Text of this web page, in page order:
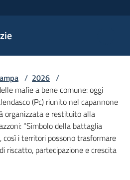
/ 2026 /
mafie a bene comune: oggi
(Pc) riunito nel capannone
organizzata e restituito alla
“Simbolo della battaglia
i territori possono trasformare
riscatto, partecipazione e crescita